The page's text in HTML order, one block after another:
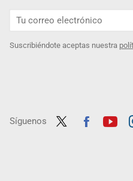
Suscribiéndote aceptas nuestra
Síguenos